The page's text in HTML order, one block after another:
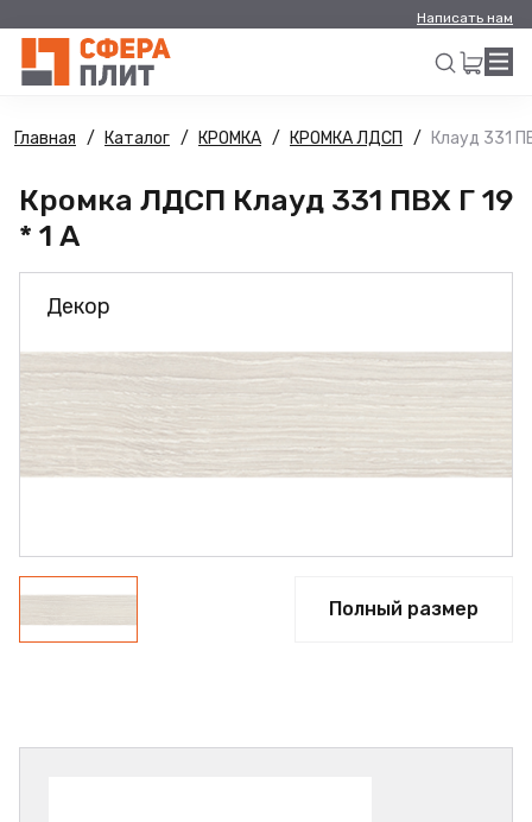
Написать нам
Искать
Главная Каталог КРОМКА КРОМКА ЛДСП Клауд 331
Кромка ЛДСП Клауд 331 ПВХ Г 19
* 1 А
Декор
Полный размер